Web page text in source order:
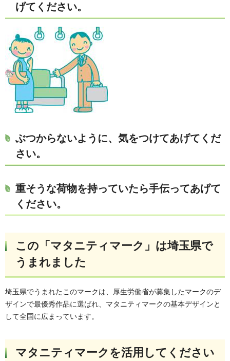
げてください。
ぶつからないように、気をつけてあげてくだ
さい。
重そうな荷物を持っていたら手伝ってあげて
ください。
この「マタニティマーク」は埼玉県で
うまれました
埼玉県でうまれたこのマークは、厚生労働省が募集したマークのデ
ザインで最優秀作品に選ばれ、マタニティマークの基本デザインと
して全国に広まっています。
マタニティマークを活用してください